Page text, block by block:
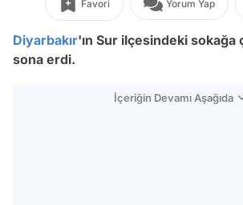
Favori Yorum Yap
Diyarbakır'ın Sur ilçesindeki sokağa
sona erdi.
İçeriğin Devamı Aşağıda